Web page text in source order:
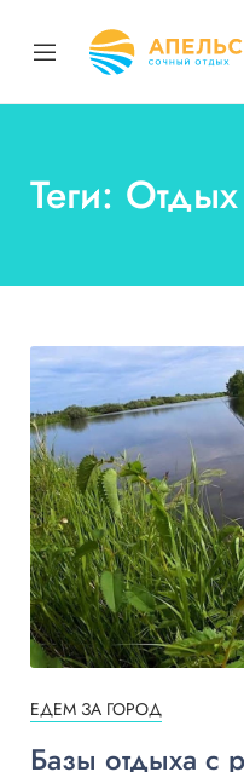
Теги:
ЕДЕМ ЗА ГОРОД
Базы отдыха с